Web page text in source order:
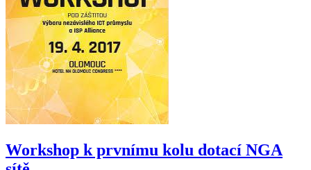
Workshop k prvnímu kolu dotací NGA